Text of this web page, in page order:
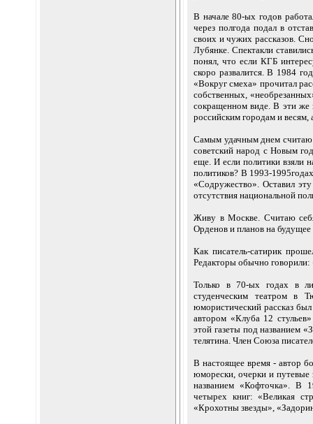
В начале 80-ых годов
через полгода подал в
своих и чужих рассказов.
Лубянке. Спектакли
понял, что если КГБ
скоро развалится. В 1984
«Вокруг смеха» прочитал
собственных,
сокращенном виде. В эти же
российским городам и весям,
Самым удачным днем считаю
советский народ с Новым
еще. И если политики взяли
политиков? В 1993-
«Содружество». Оставил
отсутствия национальной
Живу в Москве. Считаю
Орденов и планов на
Как писатель-сатирик
Редакторы обычно говорили:
Только в 70-ых годах в
студенческим театром в
юмористический рассказ
автором «Клуба 12
этой газеты под названием
телятина. Член Союза
В настоящее время - автор
юморески, очерки и путевые
названием «Кофточка». В
четырех книг: «Великая
«Крохотны звезды»,